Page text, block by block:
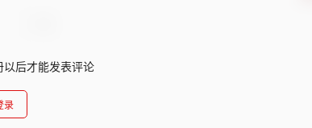
后才能发表评论
录